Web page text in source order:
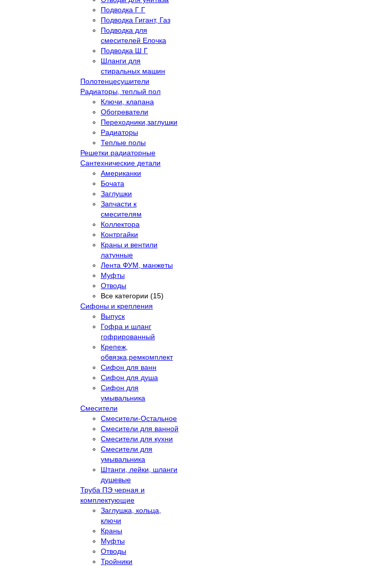
Подводка Г Г
Подводка Гигант, Газ
Подводка для
смесителей Елочка
Подводка Ш Г
Шланги для
стиральных машин
Полотенцесушители
Радиаторы, теплый пол
Ключи, клапана
Обогреватели
Переходники,заглушки
Радиаторы
Теплые полы
Решетки радиаторные
Сантехнические детали
Американки
Бочата
Заглушки
Запчасти к
смесителям
Коллектора
Контргайки
Краны и вентили
латунные
Лента ФУМ, манжеты
Муфты
Отводы
Все категории (15)
Сифоны и крепления
Выпуск
Гофра и шланг
гофрированный
Крепеж,
обвязка,ремкомплект
Сифон для ванн
Сифон для душа
Сифон для
умывальника
Смесители
Cмесители-Остальное
Смесители для ванной
Смесители для кухни
Смесители для
умывальника
Штанги, лейки, шланги
душевые
Труба ПЭ черная и
комплектующие
Заглушка, кольца,
ключи
Краны
Муфты
Отводы
Тройники